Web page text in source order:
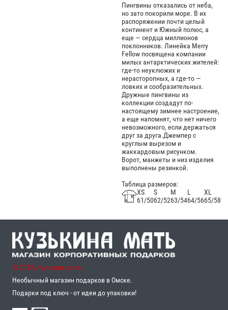
Пингвины отказались от неба,
но зато покорили море. В их
распоряжении почти целый
континент и Южный полюс, а
еще — сердца миллионов
поклонников. Линейка Merry
Fellow посвящена компании
милых антарктических жителей:
где-то неуклюжих и
нерасторопных, а где-то —
ловких и сообразительных.
Дружные пингвины из
коллекции создадут по-
настоящему зимнее настроение,
а еще напомнят, что нет ничего
невозможного, если держаться
друг за друга.Джемпер с
круглым вырезом и
жаккардовым рисунком.
Ворот, манжеты и низ изделия
выполнены резинкой.
Таблица размеров:
XS
S M L
XL
61/5062/5263/5464/5665/58
© 2015, Кузькина мать,
Необычный магазин подарков в Омске.
Подарки под ключ - от идеи до упаковки!